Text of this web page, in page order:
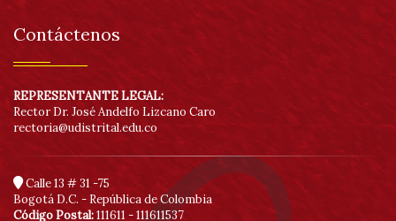
Contáctenos
REPRESENTANTE LEGAL:
Rector Dr. José Andelfo Lizcano Caro
rectoria@udistrital.edu.co
Calle 13 # 31 -75
Bogotá D.C. - República de Colombia
Código Postal:111611 - 111611537